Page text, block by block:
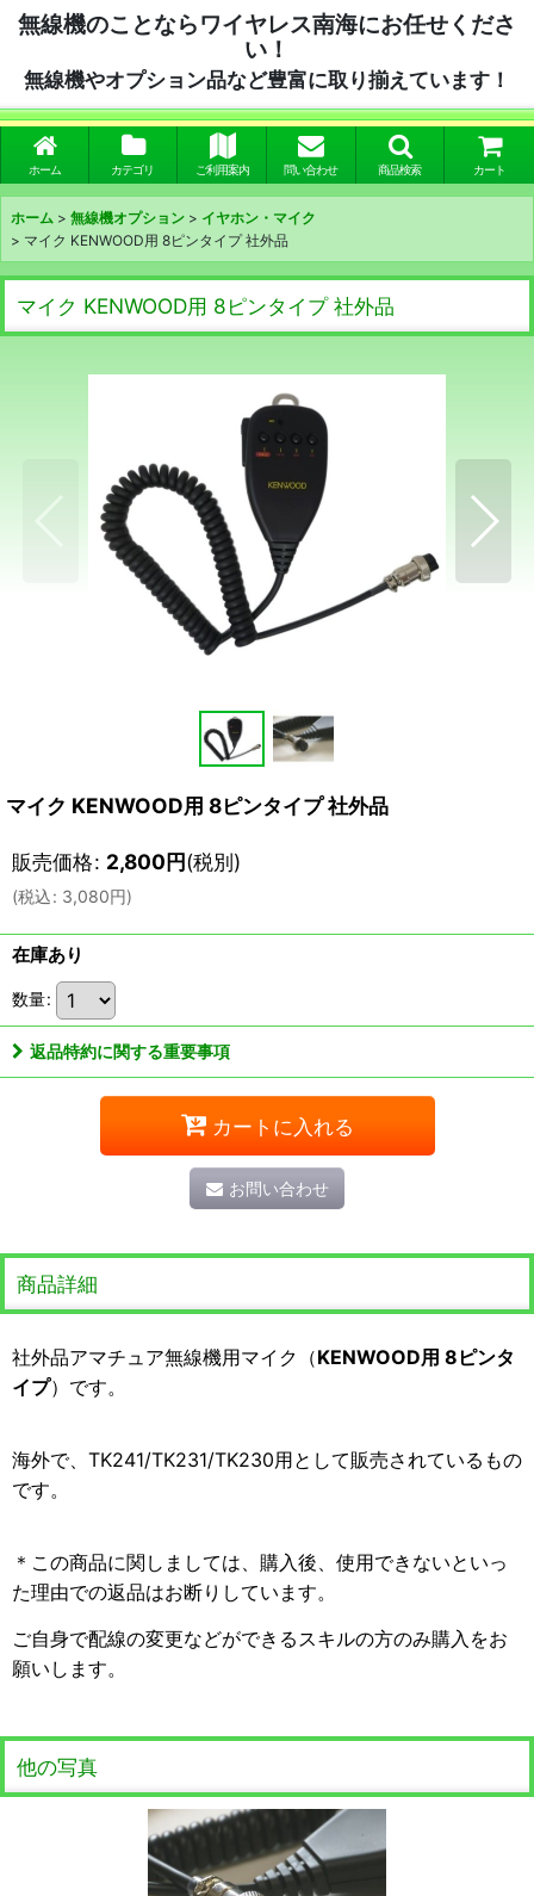
無線機のことならワイヤレス南海にお任せくださ
い！
無線機やオプション品など豊富に取り揃えています！
ホーム カテゴリ ご利用案内 問い合わせ 商品検索 カート
ホーム > 無線機オプション > イヤホン・マイク
> マイク KENWOOD用 8ピンタイプ 社外品
マイク KENWOOD用 8ピンタイプ 社外品
マイク KENWOOD用 8ピンタイプ 社外品
販売価格: 2,800円(税別)
(税込: 3,080円)
在庫あり
数量:
返品特約に関する重要事項
カートに入れる
お問い合わせ
商品詳細
社外品アマチュア無線機用マイク（KENWOOD用 8ピンタ
イプ）です。
海外で、TK241/TK231/TK230用として販売されているもの
です。
＊この商品に関しましては、購入後、使用できないといっ
た理由での返品はお断りしています。
ご自身で配線の変更などができるスキルの方のみ購入をお
願いします。
他の写真